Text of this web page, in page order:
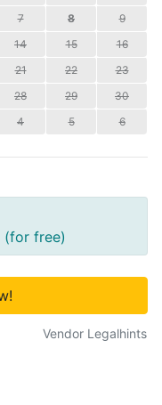
7 8
9
14 15
16
21 22
23
28 29
30
4 5 6
(for free)
Vendor Legalhints